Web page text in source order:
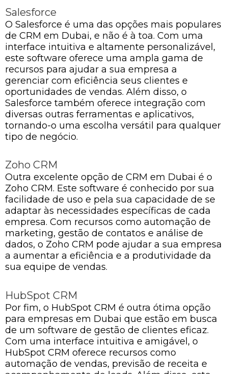
Salesforce
O Salesforce é uma das opções mais populares
de CRM em Dubai, e não é à toa. Com uma
interface intuitiva e altamente personalizável,
este software oferece uma ampla gama de
recursos para ajudar a sua empresa a
gerenciar com eficiência seus clientes e
oportunidades de vendas. Além disso, o
Salesforce também oferece integração com
diversas outras ferramentas e aplicativos,
tornando-o uma escolha versátil para qualquer
tipo de negócio.
Zoho CRM
Outra excelente opção de CRM em Dubai é o
Zoho CRM. Este software é conhecido por sua
facilidade de uso e pela sua capacidade de se
adaptar às necessidades específicas de cada
empresa. Com recursos como automação de
marketing, gestão de contatos e análise de
dados, o Zoho CRM pode ajudar a sua empresa
a aumentar a eficiência e a produtividade da
sua equipe de vendas.
HubSpot CRM
Por fim, o HubSpot CRM é outra ótima opção
para empresas em Dubai que estão em busca
de um software de gestão de clientes eficaz.
Com uma interface intuitiva e amigável, o
HubSpot CRM oferece recursos como
automação de vendas, previsão de receita e